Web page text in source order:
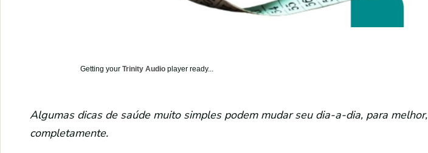
Getting your Trinity Audio player ready...
Algumas dicas de saúde muito simples podem mudar seu dia-a-dia, para melhor,
completamente.